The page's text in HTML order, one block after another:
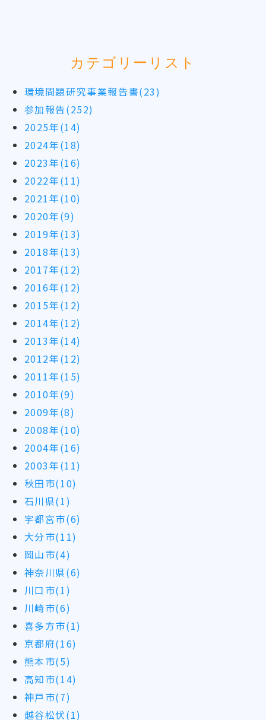
カテゴリーリスト
環境問題研究事業報告書(23)
参加報告(252)
2025年(14)
2024年(18)
2023年(16)
2022年(11)
2021年(10)
2020年(9)
2019年(13)
2018年(13)
2017年(12)
2016年(12)
2015年(12)
2014年(12)
2013年(14)
2012年(12)
2011年(15)
2010年(9)
2009年(8)
2008年(10)
2004年(16)
2003年(11)
秋田市(10)
石川県(1)
宇都宮市(6)
大分市(11)
岡山市(4)
神奈川県(6)
川口市(1)
川崎市(6)
喜多方市(1)
京都府(16)
熊本市(5)
高知市(14)
神戸市(7)
越谷松伏(1)